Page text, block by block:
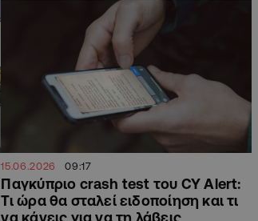
15.06.2026 09:17
Παγκύπριο crash test του CY Alert:
Τι ώρα θα σταλεί ειδοποίηση και τι
να κάνεις για να τη λάβεις